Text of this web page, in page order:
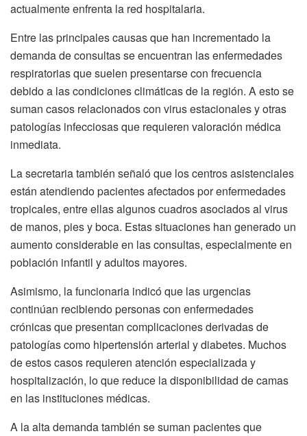
actualmente enfrenta la red hospitalaria.
Entre las principales causas que han incrementado la
demanda de consultas se encuentran las enfermedades
respiratorias que suelen presentarse con frecuencia
debido a las condiciones climáticas de la región. A esto se
suman casos relacionados con virus estacionales y otras
patologías infecciosas que requieren valoración médica
inmediata.
La secretaria también señaló que los centros asistenciales
están atendiendo pacientes afectados por enfermedades
tropicales, entre ellas algunos cuadros asociados al virus
de manos, pies y boca. Estas situaciones han generado un
aumento considerable en las consultas, especialmente en
población infantil y adultos mayores.
Asimismo, la funcionaria indicó que las urgencias
continúan recibiendo personas con enfermedades
crónicas que presentan complicaciones derivadas de
patologías como hipertensión arterial y diabetes. Muchos
de estos casos requieren atención especializada y
hospitalización, lo que reduce la disponibilidad de camas
en las instituciones médicas.
A la alta demanda también se suman pacientes que